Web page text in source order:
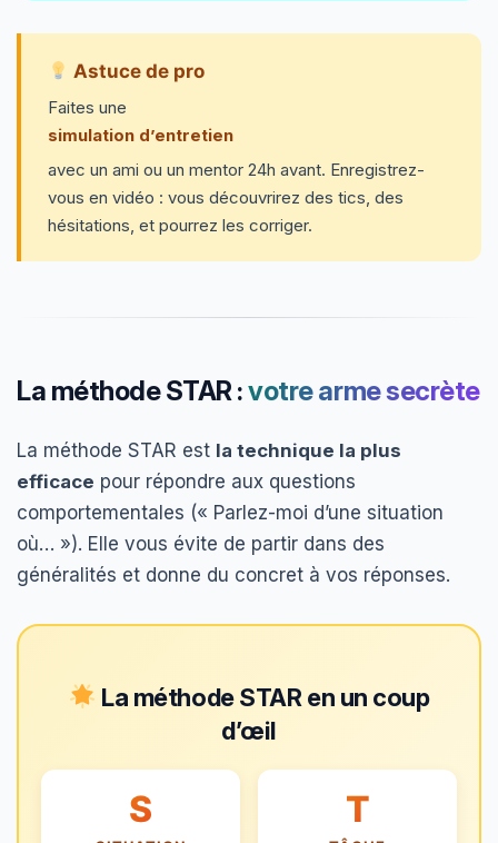
Astuce de pro
Faites une
simulation d’entretien
avec un ami ou un mentor 24h avant. Enregistrez-
vous en vidéo : vous découvrirez des tics, des
hésitations, et pourrez les corriger.
La méthode STAR :votre arme secrète
La méthode STAR est la technique la plus
efficace pour répondre aux questions
comportementales (« Parlez-moi d’une situation
où… »). Elle vous évite de partir dans des
généralités et donne du concret à vos réponses.
La méthode STAR en un coup
d’œil
S T